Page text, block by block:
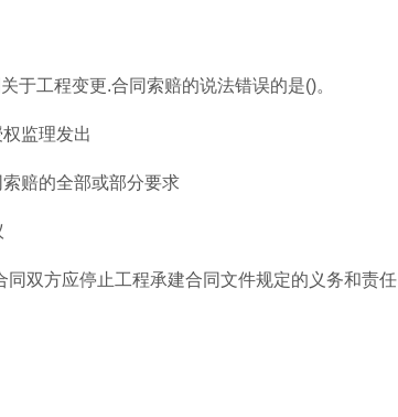
于工程变更.合同索赔的说法错误的是()。
监理发出
赔的全部或部分要求
同双方应停止工程承建合同文件规定的义务和责任